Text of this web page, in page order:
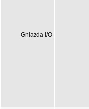
Gniazda I/O